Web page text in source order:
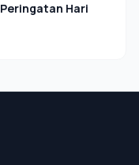
Hari